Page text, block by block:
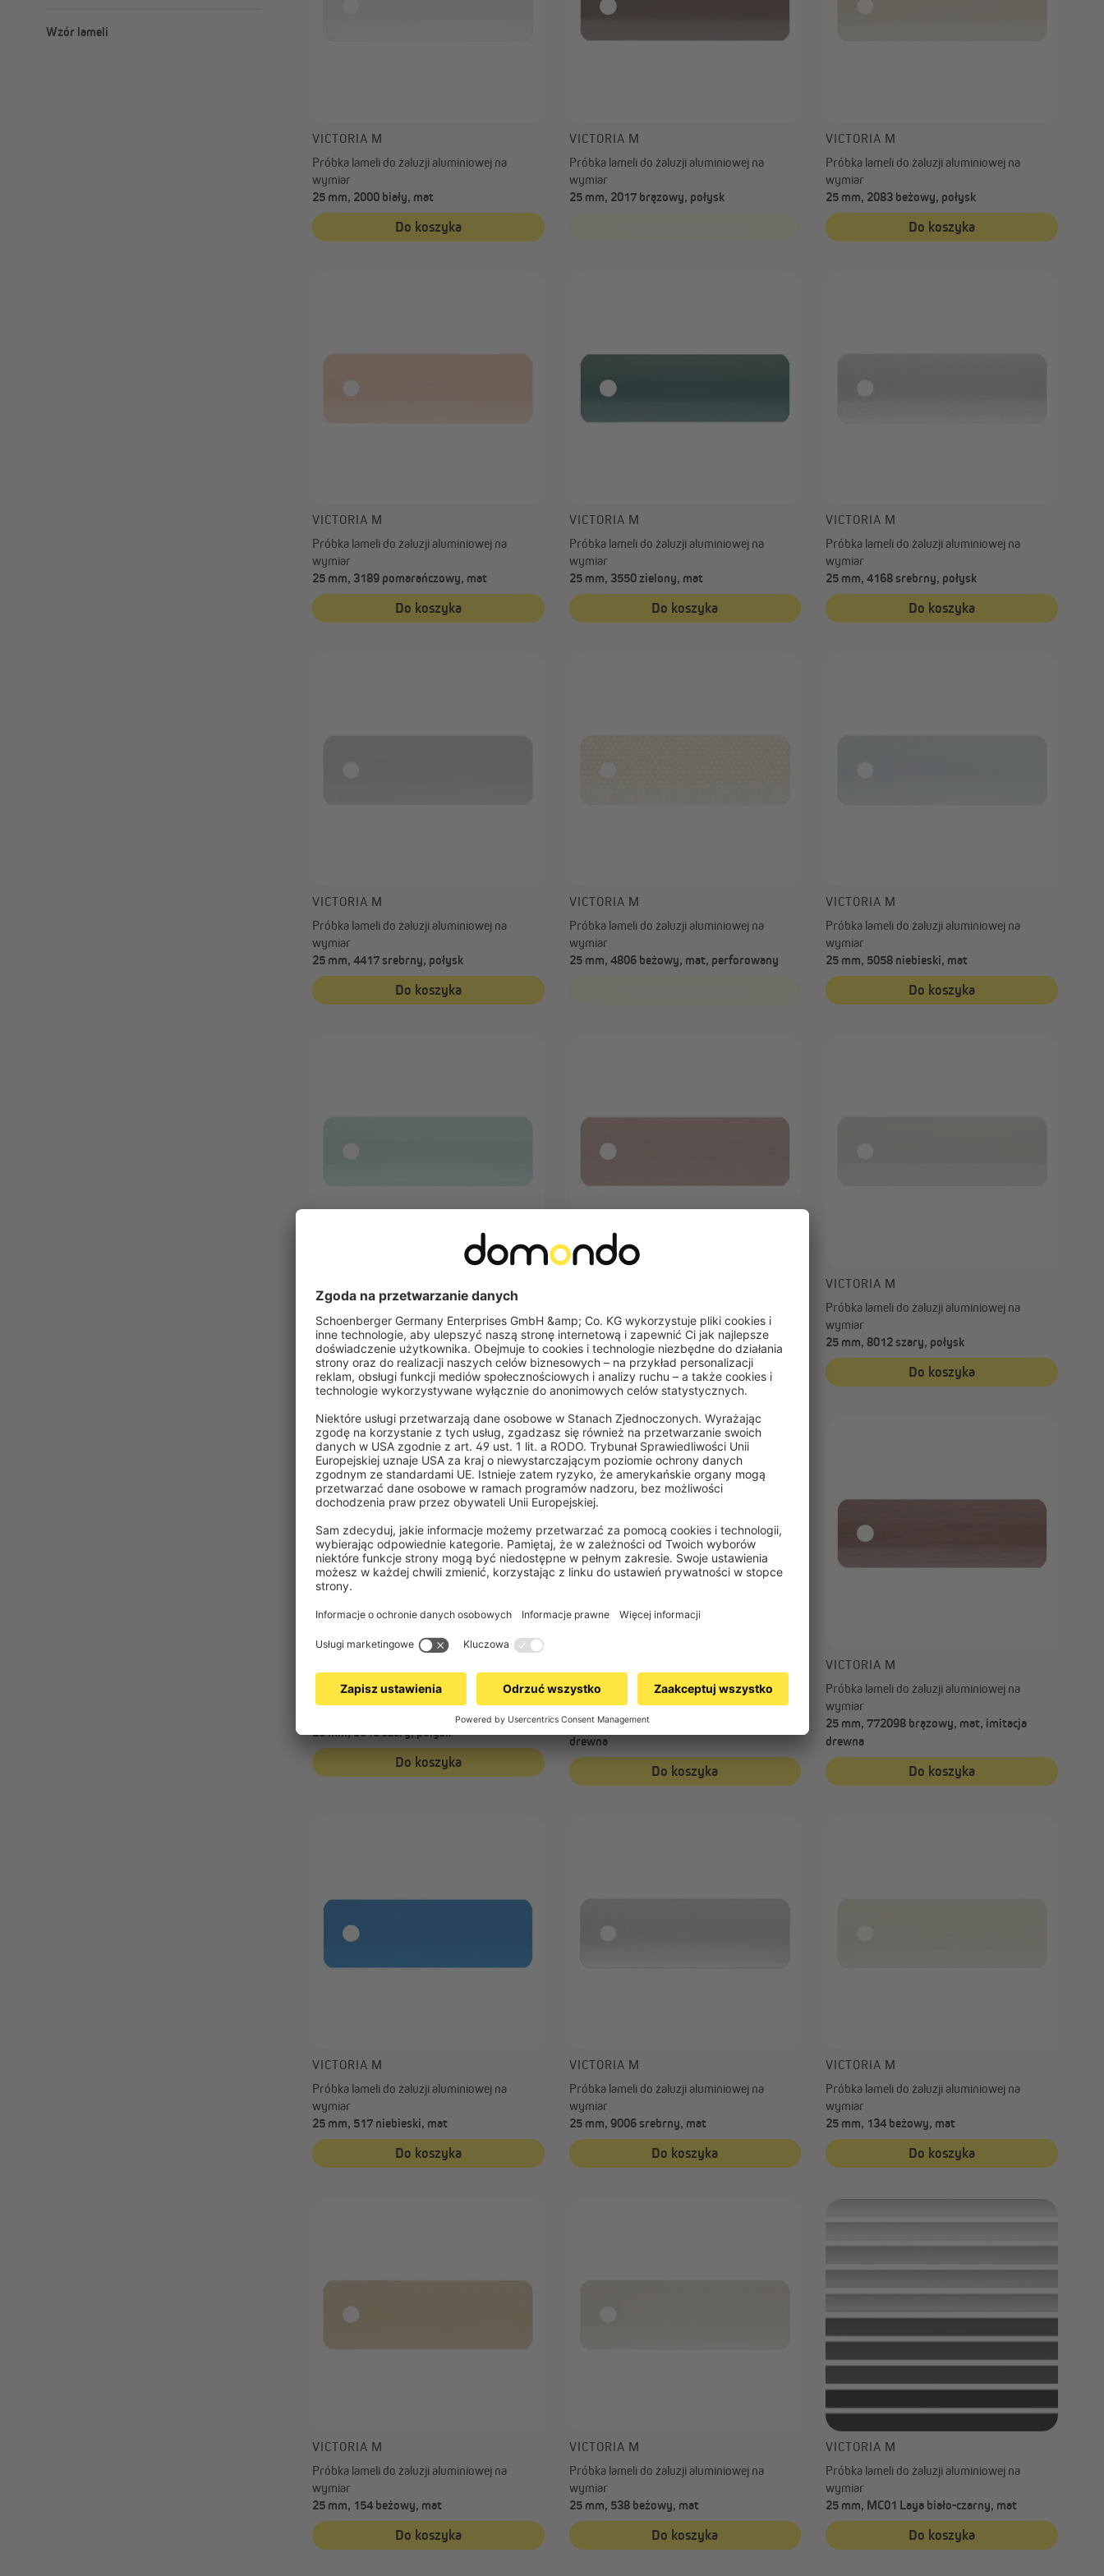
matowy
Wzór lameli
VICTORIA M
Próbka lameli do żaluzji aluminiowej na
wymiar
25 mm, 2000 biały, mat
Do koszyka
VICTORIA M
Próbka lameli do żaluzji aluminiowej na
wymiar
25 mm, 2017 brązowy, połysk
VICTORIA M
Próbka lameli do żaluzji aluminiowej na
wymiar
25 mm, 2083 beżowy, połysk
Do koszyka
VICTORIA M
Próbka lameli do żaluzji aluminiowej na
wymiar
25 mm, 3189 pomarańczowy, mat
Do koszyka
VICTORIA M
Próbka lameli do żaluzji aluminiowej na
wymiar
25 mm, 3550 zielony, mat
Do koszyka
VICTORIA M
Próbka lameli do żaluzji aluminiowej na
wymiar
25 mm, 4168 srebrny, połysk
Do koszyka
VICTORIA M
Próbka lameli do żaluzji aluminiowej na
wymiar
25 mm, 4417 srebrny, połysk
Do koszyka
VICTORIA M
Próbka lameli do żaluzji aluminiowej na
wymiar
25 mm, 4806 beżowy, mat, perforowany
VICTORIA M
Próbka lameli do żaluzji aluminiowej na
wymiar
25 mm, 5058 niebieski, mat
Do koszyka
Próbka lameli do żaluzji aluminiowej na
wymiar
25 mm, 6603 zielony, połysk
Do koszyka
wymiar
25 mm, 7332 pomarańczowy, metaliczny
Nie jest już dostępny
VICTORIA M
Próbka lameli do żaluzji aluminiowej na
wymiar
25 mm, 8012 szary, połysk
Do koszyka
VICTORIA M
Próbka lameli do żaluzji aluminiowej na
25 mm, 9013 szary, połysk
Do koszyka
Próbka lameli do żaluzji aluminiowej na
wymiar
25 mm, 772093 brązowy, mat, imitacja
drewna
Do koszyka
VICTORIA M
Próbka lameli do żaluzji aluminiowej na
wymiar
25 mm, 772098 brązowy, mat, imitacja
drewna
Do koszyka
VICTORIA M
Próbka lameli do żaluzji aluminiowej na
wymiar
25 mm, 517 niebieski, mat
Do koszyka
VICTORIA M
Próbka lameli do żaluzji aluminiowej na
wymiar
25 mm, 9006 srebrny, mat
Do koszyka
VICTORIA M
Próbka lameli do żaluzji aluminiowej na
wymiar
25 mm, 134 beżowy, mat
Do koszyka
VICTORIA M
Próbka lameli do żaluzji aluminiowej na
wymiar
25 mm, 154 beżowy, mat
Do koszyka
VICTORIA M
Próbka lameli do żaluzji aluminiowej na
wymiar
25 mm, 538 beżowy, mat
Do koszyka
VICTORIA M
Próbka lameli do żaluzji aluminiowej na
wymiar
25 mm, MC01 Laya biało-czarny, mat
Do koszyka